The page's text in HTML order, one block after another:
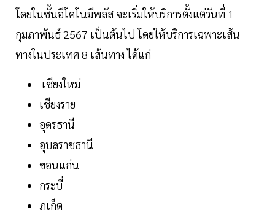
โดยในชั้นอีโคโนมีพลัส จะเริ่มให้บริการตั้งแต่วันที่ 1
กุมภาพันธ์ 2567 เป็นต้นไป โดยให้บริการเฉพาะเส้น
ทางในประเทศ 8 เส้นทาง ได้แก่
เชียงใหม่
เชียงราย
อุดรธานี
อุบลราชธานี
ขอนแก่น
กระบี่
ภูเก็ต